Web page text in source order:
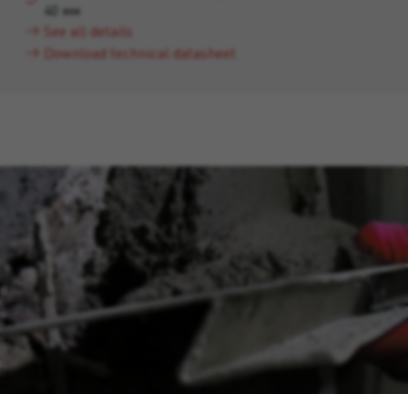
40 мм
See all details
Download technical datasheet